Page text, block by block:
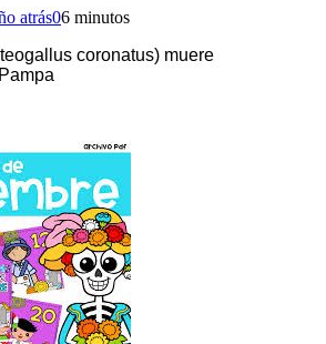
atrás06 minutos
coronatus) muere